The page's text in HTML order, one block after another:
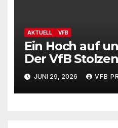
AKTUELL VFB
Ein Hoch auf
Der VfB
Schützenfest
JUNI 29, 2026 VFB